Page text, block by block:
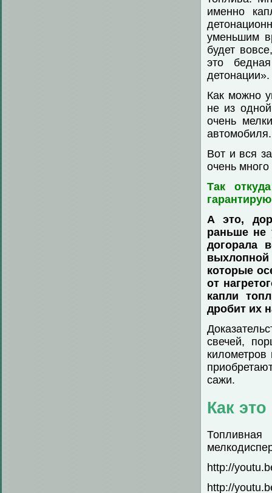
именно
уменьшим
будет
это
Как можно
не из
очень
автомобиля.
Вот и вся
очень
Так
А это,
раньше не
догорала
выхлопной
которые
от
капли
дробит их
свечей,
сажи.
Как
http://
http://